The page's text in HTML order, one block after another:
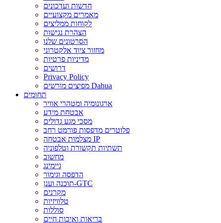
חדשות ועדכונים
מאמרים מקצועיים
לקוחות ממליצים
הצהרת נגישות
הסרטונים שלנו
מחזור ציוד אלקטרוני
מדיניות פרטיות
דרושים
Privacy Policy
מפיצים מורשים Dahua
תחומים
ארגונומיה ומטהרי אוויר
אבטחת מידע
מסכי מגע גדולים
פלוטרים מדפסות פורמט רחב
מצלמות אבטחה IP
תשתיות תקשורת וטלפוניה
מחשוב
גיימינג
הדפסה וגימור
תוכנה וענן-GTC
מקרנים
טלוויזיות
סוללות
בריאות ואיכות חיים